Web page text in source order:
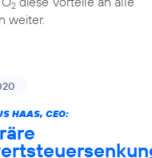
2
weiter.
HAAS, CEO: